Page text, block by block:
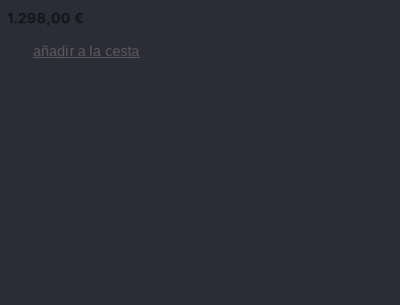
1.298,00 €
añadir a la cesta